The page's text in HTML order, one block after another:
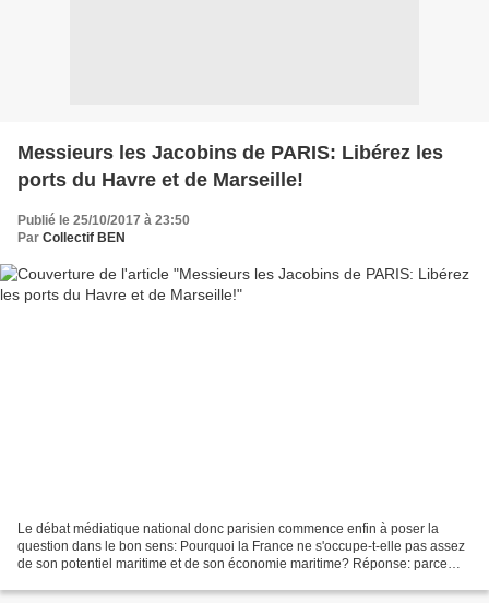
Messieurs les Jacobins de PARIS: Libérez les
ports du Havre et de Marseille!
Publié le 25/10/2017 à 23:50
Par Collectif BEN
Le débat médiatique national donc parisien commence enfin à poser la
question dans le bon sens: Pourquoi la France ne s'occupe-t-elle pas assez
de son potentiel maritime et de son économie maritime? Réponse: parce